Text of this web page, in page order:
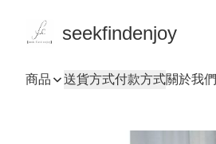
seekfindenjoy
商品 送貨方式付款方式關於我們